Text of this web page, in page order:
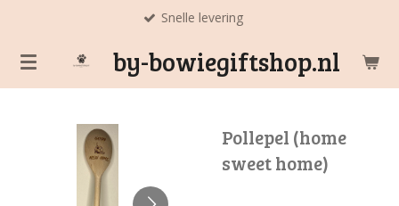
naar
de
by-bowiegiftshop.nl
Snelle levering
Pollepel (home
sweet home)